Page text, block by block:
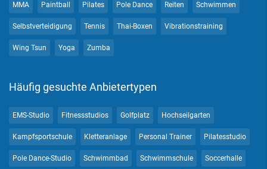
MMA Paintball Pilates Pole Dance Reiten Schwimmen
Selbstverteidigung Tennis Thai-Boxen Vibrationstraining
Wing Tsun Yoga Zumba
Häufig gesuchte Anbietertypen
EMS-Studio Fitnessstudios Golfplatz Hochseilgarten
Kampfsportschule Kletteranlage Personal Trainer Pilatesstudio
Pole Dance-Studio Schwimmbad Schwimmschule Soccerhalle